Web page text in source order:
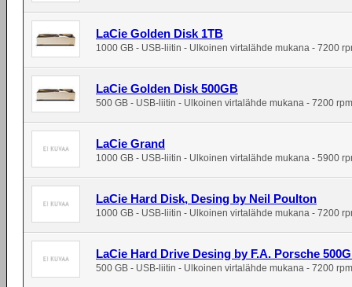
LaCie Golden Disk 1TB
1000 GB - USB-liitin - Ulkoinen virtalähde mukana - 7200
LaCie Golden Disk 500GB
500 GB - USB-liitin - Ulkoinen virtalähde mukana - 7200 rpm
LaCie Grand
1000 GB - USB-liitin - Ulkoinen virtalähde mukana - 5900
LaCie Hard Disk, Desing by Neil Poulton
1000 GB - USB-liitin - Ulkoinen virtalähde mukana - 7200
LaCie Hard Drive Desing by F.A. Porsche
500 GB - USB-liitin - Ulkoinen virtalähde mukana - 7200 rpm